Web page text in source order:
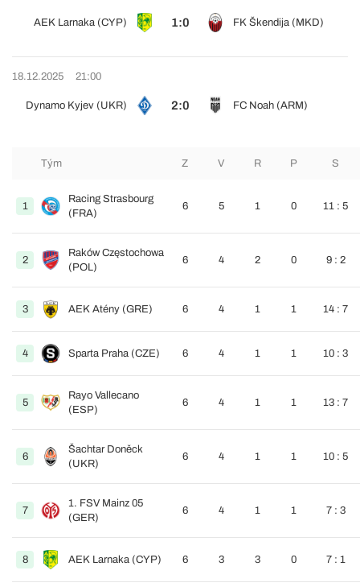
AEK Larnaka (CYP) 1:0 FK Škendija (MKD)
18.12.2025 21:00
Dynamo Kyjev (UKR) 2:0 FC Noah (ARM)
Tým Z V R P S
1
Racing Strasbourg
(FRA)
6 5 1 0 11 : 5
2
Raków Częstochowa
(POL)
6 4 2 0 9 : 2
3 AEK Atény (GRE) 6 4 1 1 14 : 7
4 Sparta Praha (CZE) 6 4 1 1 10 : 3
5
Rayo Vallecano
(ESP)
6 4 1 1 13 : 7
6
Šachtar Doněck
(UKR)
6 4 1 1 10 : 5
7
1. FSV Mainz 05
(GER)
6 4 1 1 7 : 3
8 AEK Larnaka (CYP) 6 3 3 0 7 : 1